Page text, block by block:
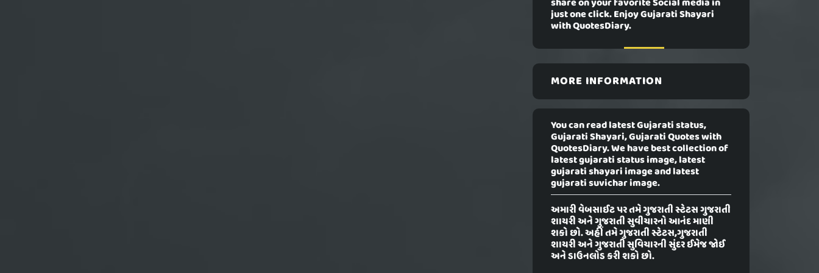
share on your favorite Social media in
just one click. Enjoy Gujarati Shayari
with QuotesDiary.
MORE INFORMATION
You can read latest Gujarati status,
Gujarati Shayari, Gujarati Quotes with
QuotesDiary. We have best collection of
latest gujarati status image, latest
gujarati shayari image and latest
gujarati suvichar image.
અમારી વેબસાઈટ પર તમે ગુજરાતી સ્ટેટસ ગુજરાતી
શાયરી અને ગુજરાતી સુવીચારનો આનંદ માણી
શકો છો. અહીં તમે ગુજરાતી સ્ટેટસ,ગુજરાતી
શાયરી અને ગુજરાતી સુવિચારની સુંદર ઈમેજ જોઈ
અને ડાઉનલોડ કરી શકો છો.